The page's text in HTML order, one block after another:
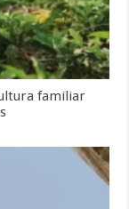
familiar